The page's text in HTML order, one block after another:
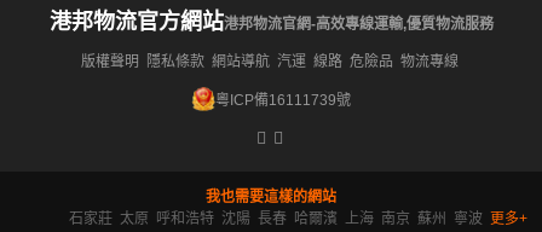
港邦物流官方網站港邦物流官網-高效專線運輸,優質物流服務
版權聲明 隱私條款 網站導航 汽運 線路 危險品 物流專線
粵ICP備16111739號
我也需要這樣的網站
石家莊 太原 呼和浩特 沈陽 長春 哈爾濱 上海 南京 蘇州 寧波 更多+